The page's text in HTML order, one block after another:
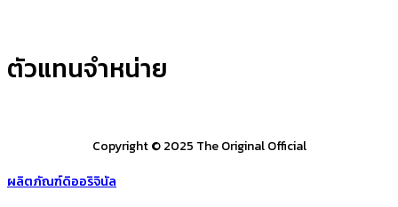
ตัวแทนจำหน่าย
Copyright © 2025 The Original Official
ผลิตภัณฑ์ดิออริจินัล